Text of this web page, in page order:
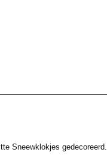
Sneewklokjes gedecoreerd.